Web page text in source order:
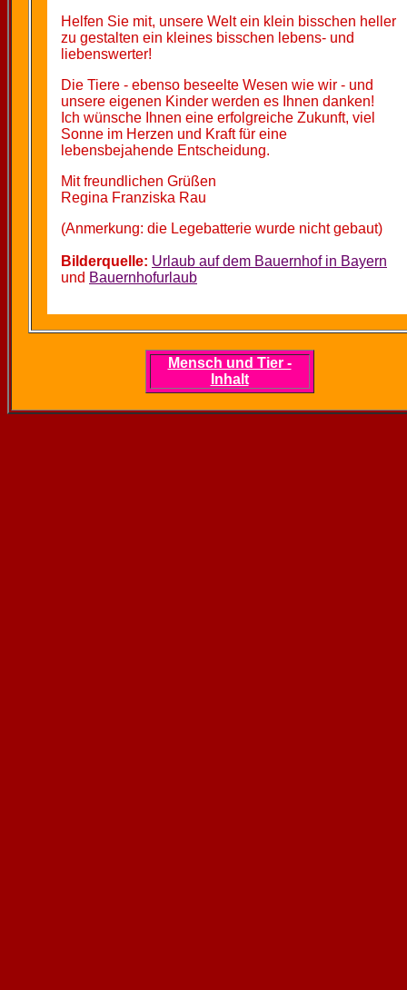
Helfen Sie mit, unsere Welt ein klein bisschen heller
zu gestalten ein kleines bisschen lebens- und
liebenswerter!
Die Tiere - ebenso beseelte Wesen wie wir - und
unsere eigenen Kinder werden es Ihnen danken!
Ich wünsche Ihnen eine erfolgreiche Zukunft, viel
Sonne im Herzen und Kraft für eine
lebensbejahende Entscheidung.
Mit freundlichen Grüßen
Regina Franziska Rau
(Anmerkung: die Legebatterie wurde nicht gebaut)
Bilderquelle: Urlaub auf dem Bauernhof in Bayern
und Bauernhofurlaub
Mensch und Tier -
Inhalt